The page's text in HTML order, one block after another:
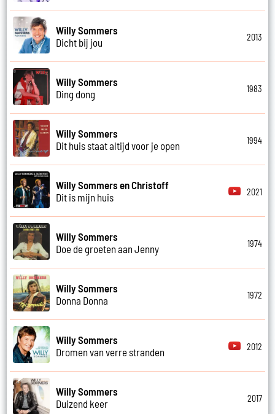
Willy Sommers
Dicht bij jou
2013
Willy Sommers
Ding dong
1983
Willy Sommers
Dit huis staat altijd voor je open
1994
Willy Sommers en Christoff
Dit is mijn huis
2021
Willy Sommers
Doe de groeten aan Jenny
1974
Willy Sommers
Donna Donna
1972
Willy Sommers
Dromen van verre stranden
2012
Willy Sommers
Duizend keer
2017